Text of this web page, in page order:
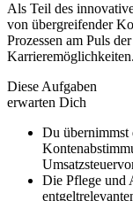
Als Teil des
von übergreifender
Prozessen am Puls
Karrieremöglichkeiten.
Diese Aufgaben
erwarten Dich
Du übernimmst
Die Pflege und